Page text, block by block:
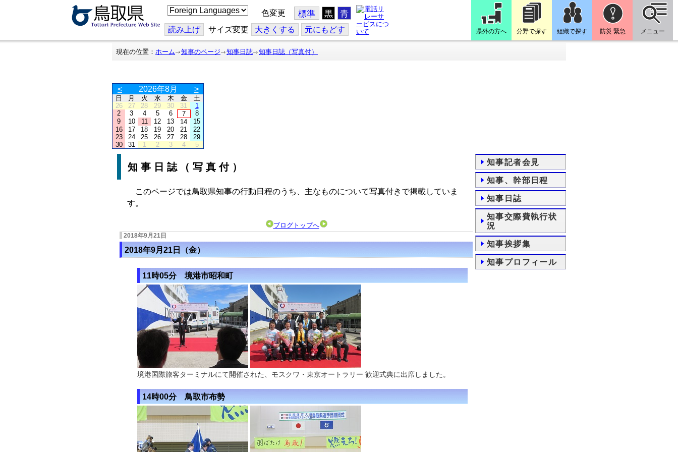
こ
の
ジ
を
翻
色変更 標準 黒 青
読み上げ サイズ変更 大きくする 元にもどす 県外の方へ 分野で探す 組織で探す 防災 緊急 メニュー
現在の位置： ホーム 知事のページ 知事日誌 知事日誌（写真付）
< 2026年8月 >
日 月 火 水 木 金
土
26
27 28 29 30 31
1
2
3 4 5 6 7
8
9
10 11 12 13 14
15
16
17 18 19 20 21
22
23
24 25 26 27 28
29
30
31 1 2 3 4 5
知事日誌（写真付）
このページでは鳥取県知事の行動日程のうち、主なものについて写真付きで掲載していま
す。
ブログトップへ
2018年9月21日
2018年9月21日（金）
11時05分 境港市昭和町
境港国際旅客ターミナルにて開催された、モスクワ・東京オートラリー 歓迎式典に出席しました。
14時00分 鳥取市布勢
知事記者会見
知事、幹部日程
知事日誌
知事交際費執行状
況
知事挨拶集
知事プロフィール